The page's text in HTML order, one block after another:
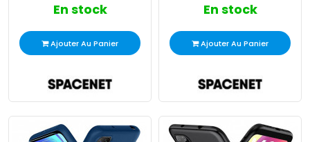
En stock
Ajouter Au Panier
En stock
Ajouter Au Panier